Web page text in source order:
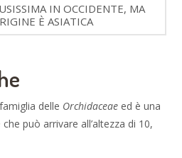
IN OCCIDENTE, MA
È ASIATICA
delle Orchidaceae ed è una
può arrivare all’altezza di 10,